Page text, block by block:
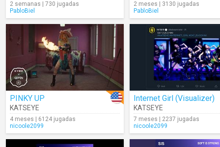
2 semanas | 730 jugadas
PabloBiel
2 meses | 3130 jugadas
PabloBiel
PINKY UP
KATSEYE
4 meses | 6124 jugadas
nicoole2099
Internet Girl (Visualizer)
KATSEYE
7 meses | 2237 jugadas
nicoole2099